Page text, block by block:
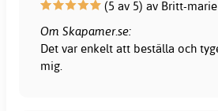
(5 av 5) av Britt-
Om Skapamer.se:
Det var enkelt att beställa och
mig.